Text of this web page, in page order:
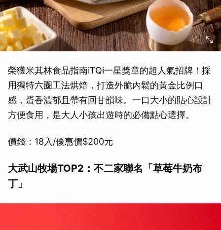
榮獲米其林食品指南iTQi一星獎章的超人氣招牌！採
用獨特六圈工法烘焙，打造外脆內鬆的黃金比例口
感，蛋香濃郁且帶有回甘韻味。一口大小的貼心設計
方便食用，是大人小孩出遊時的必備點心選擇。
價錢：18入/優惠價$200元
大武山牧場TOP2：不二家聯名「草莓牛奶布
丁」